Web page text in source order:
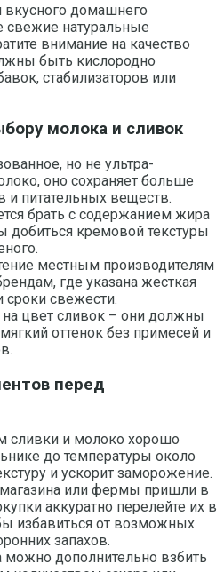
вкусного домашнего
свежие натуральные
внимание на качество
быть кислородно
стабилизаторов или
молока и сливок
но не ультра-
оно сохраняет больше
и питательных веществ.
брать с содержанием жира
добиться кремовой текстуры
местным производителям
где указана жесткая
сроки свежести.
цвет сливок – они должны
оттенок без примесей и
перед
сливки и молоко хорошо
до температуры около
и ускорит заморожение.
или фермы пришли в
аккуратно перелейте их в
избавиться от возможных
запахов.
можно дополнительно взбить